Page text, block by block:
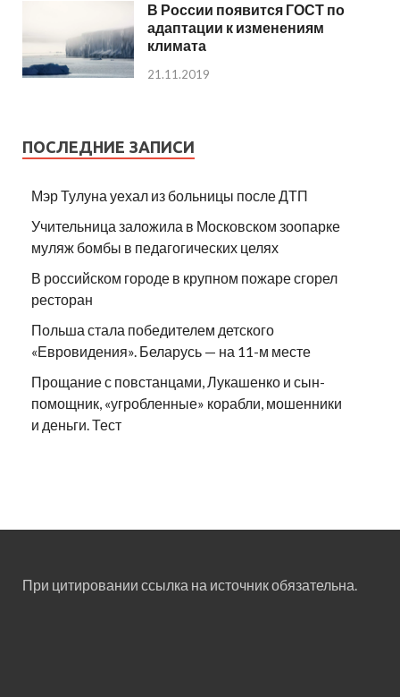
В России появится ГОСТ по
адаптации к изменениям
климата
21.11.2019
ПОСЛЕДНИЕ ЗАПИСИ
Мэр Тулуна уехал из больницы после ДТП
Учительница заложила в Московском зоопарке
муляж бомбы в педагогических целях
В российском городе в крупном пожаре сгорел
ресторан
Польша стала победителем детского
«Евровидения». Беларусь — на 11-м месте
Прощание с повстанцами, Лукашенко и сын-
помощник, «угробленные» корабли, мошенники
и деньги. Тест
При цитировании ссылка на источник обязательна.